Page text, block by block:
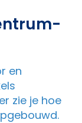
en
zie je hoe